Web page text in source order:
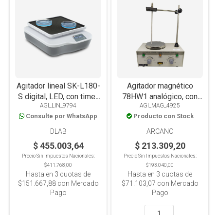
Agitador lineal SK-L180-
S digital, LED, con timer,
plataforma
antideslizante, 2kg
AGI_LIN_9794
Consulte por WhatsApp
DLAB
$ 455.003,64
Precio Sin Impuestos Nacionales:
$411.768,00
Hasta en 3 cuotas de
$151.667,88con Mercado
Pago
Agitador magnético
78HW1 analógico, con
calefacción, con sonda,
2L
AGI_MAG_4925
Producto con Stock
ARCANO
$ 213.309,20
Precio Sin Impuestos Nacionales:
$193.040,00
Hasta en 3 cuotas de
$71.103,07 con Mercado
Pago